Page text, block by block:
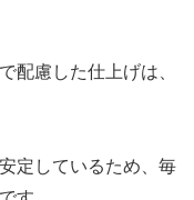
配慮した仕上げは、
定しているため、毎